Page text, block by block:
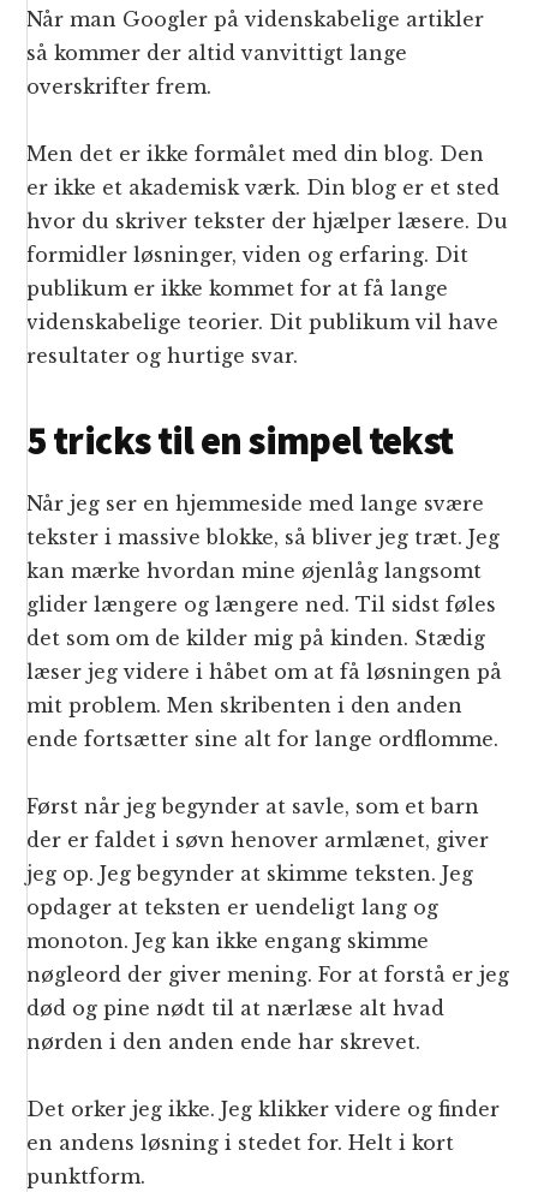
Når man Googler på videnskabelige artikler
så kommer der altid vanvittigt lange
overskrifter frem.
Men det er ikke formålet med din blog. Den
er ikke et akademisk værk. Din blog er et sted
hvor du skriver tekster der hjælper læsere. Du
formidler løsninger, viden og erfaring. Dit
publikum er ikke kommet for at få lange
videnskabelige teorier. Dit publikum vil have
resultater og hurtige svar.
5 tricks til en simpel tekst
Når jeg ser en hjemmeside med lange svære
tekster i massive blokke, så bliver jeg træt. Jeg
kan mærke hvordan mine øjenlåg langsomt
glider længere og længere ned. Til sidst føles
det som om de kilder mig på kinden. Stædig
læser jeg videre i håbet om at få løsningen på
mit problem. Men skribenten i den anden
ende fortsætter sine alt for lange ordflomme.
Først når jeg begynder at savle, som et barn
der er faldet i søvn henover armlænet, giver
jeg op. Jeg begynder at skimme teksten. Jeg
opdager at teksten er uendeligt lang og
monoton. Jeg kan ikke engang skimme
nøgleord der giver mening. For at forstå er jeg
død og pine nødt til at nærlæse alt hvad
nørden i den anden ende har skrevet.
Det orker jeg ikke. Jeg klikker videre og finder
en andens løsning i stedet for. Helt i kort
punktform.